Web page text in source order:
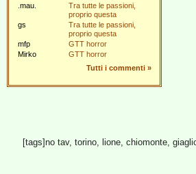
.mau.
Tra tutte le passioni,
proprio questa
gs
Tra tutte le passioni,
proprio questa
mfp
GTT horror
Mirko
GTT horror
Tutti i commenti »
[tags]no tav, torino, lione, chiomonte,